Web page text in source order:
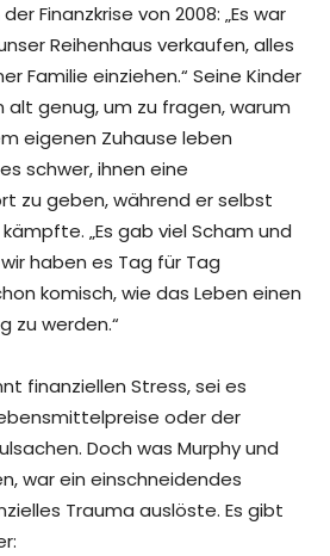
Finanzkrise von 2008: „Es war
Reihenhaus verkaufen, alles
Familie einziehen.“ Seine Kinder
alt genug, um zu fragen, warum
eigenen Zuhause leben
schwer, ihnen eine
zu geben, während er selbst
„Es gab viel Scham und
haben es Tag für Tag
komisch, wie das Leben einen
zu werden.“
finanziellen Stress, sei es
oder der
Doch was Murphy und
war ein einschneidendes
Trauma auslöste. Es gibt